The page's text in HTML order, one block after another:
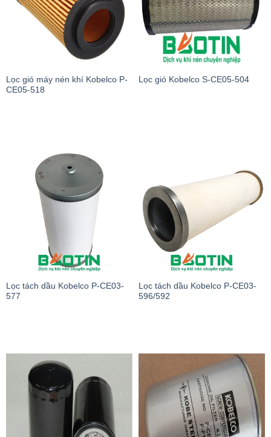
Lọc gió máy nén khí Kobelco P-
CE05-518
Lọc gió Kobelco S-CE05-504
Lọc tách dầu Kobelco P-CE03-
577
Lọc tách dầu Kobelco P-CE03-
596/592